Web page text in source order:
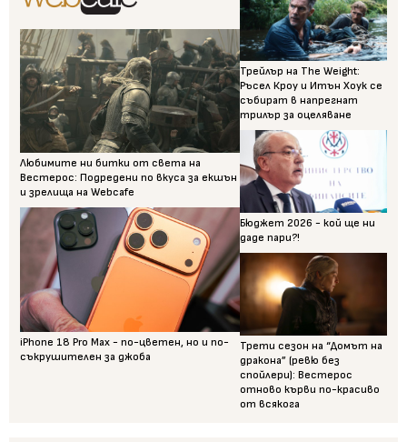
Любимите ни битки от света на
Вестерос: Подредени по вкуса за екшън
и зрелища на Webcafe
iPhone 18 Pro Max - по-цветен, но и по-
съкрушителен за джоба
Трейлър на The Weight:
Ръсел Кроу и Итън Хоук се
събират в напрегнат
трилър за оцеляване
Бюджет 2026 - кой ще ни
даде пари?!
Трети сезон на “Домът на
дракона” (ревю без
спойлери): Вестерос
отново кърви по-красиво
от всякога